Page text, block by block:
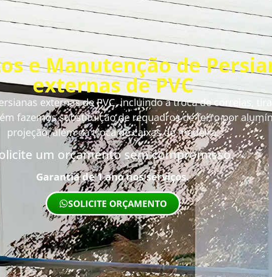
e Manutenção de
externas de PVC
externas de PVC, incluindo a troca de correias,
fazemos substituição de requadros de ferro por
projeção, além da troca de caixas de madeira.
um orçamento sem compromisso.
Garantia de 1 ano nos serviços.
SOLICITE ORÇAMENTO